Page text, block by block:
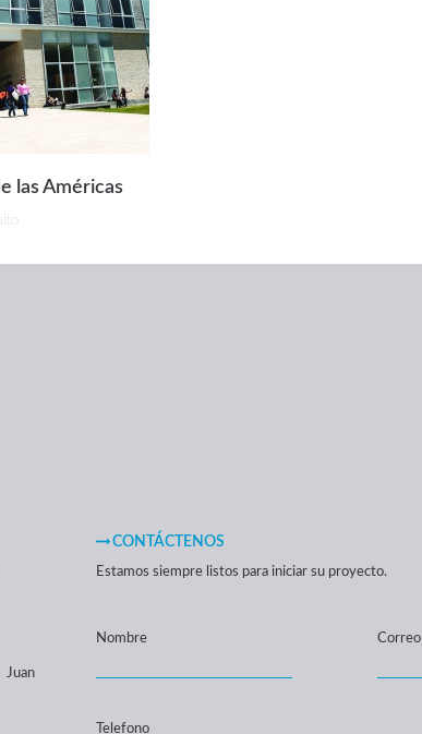
las Américas
Juan
CONTÁCTENOS
Estamos siempre listos para iniciar su proyecto.
Nombre Correo
Telefono